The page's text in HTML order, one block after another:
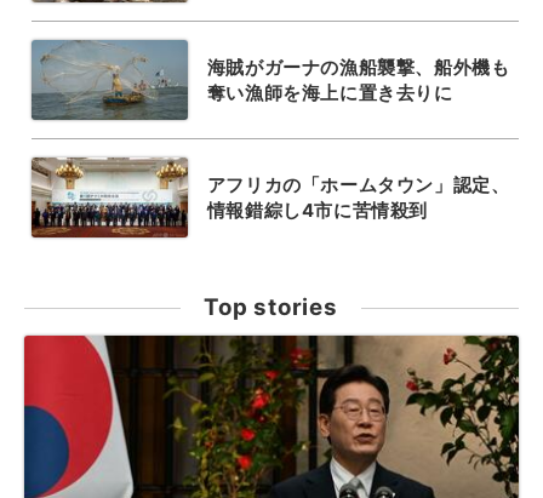
海賊がガーナの漁船襲撃、船外機も
奪い漁師を海上に置き去りに
アフリカの「ホームタウン」認定、
情報錯綜し4市に苦情殺到
Top stories